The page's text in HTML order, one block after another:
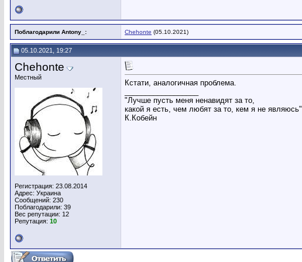
Поблагодарили Antony_: Chehonte (05.10.2021)
05.10.2021, 19:27
Chehonte
Местный
Регистрация: 23.08.2014
Адрес: Украина
Сообщений: 230
Поблагодарили: 39
Вес репутации: 12
Репутация: 10
Кстати, аналогичная проблема.
"Лучше пусть меня ненавидят за то,
какой я есть, чем любят за то, кем я не являюсь"
К.Кобейн